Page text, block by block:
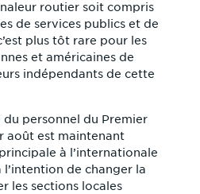
routier soit compris
de services publics et de
plus tôt rare pour les
et américaines de
indépendants de cette
personnel du Premier
août est maintenant
à l’internationale
l’intention de changer la
les sections locales